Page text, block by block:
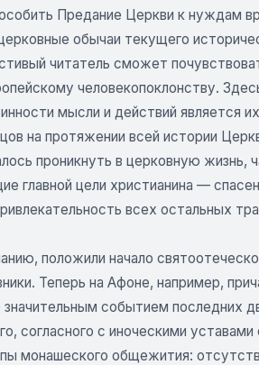
Предание Церкви к
обычаи текущего
читатель сможет
человекопоклонству.
мысли и действий является
на протяжении всей истории
проникнуть в церковную жизнь,
главной цели христианина —
всех остальных
положили начало
Теперь на Афоне, например,
событием последних
согласного с иноческими
монашеского общежития: